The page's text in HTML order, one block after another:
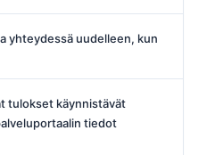
yhteydessä uudelleen, kun
tulokset käynnistävät
tiedot